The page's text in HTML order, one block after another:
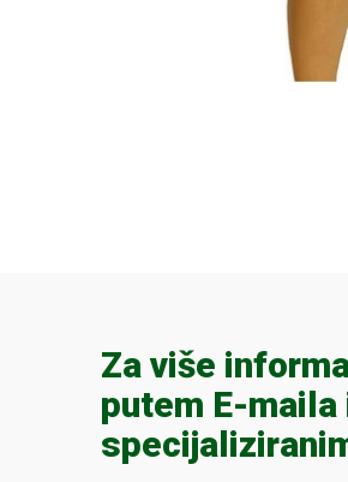
Za više
putem E-